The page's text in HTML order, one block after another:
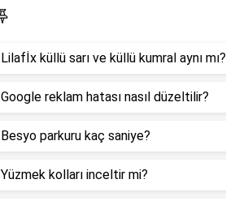
Lilafİx küllü sarı ve küllü kumral aynı mı?
Google reklam hatası nasıl düzeltilir?
Besyo parkuru kaç saniye?
Yüzmek kolları inceltir mi?